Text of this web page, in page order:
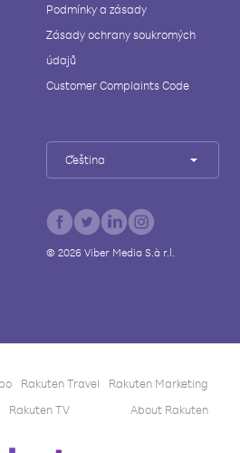
Podmínky a zásady
Zásady ochrany soukromých
údajů
Customer Complaints Code
Čeština
© 2026Viber Media S.à r.l.
Rakuten Travel
Rakuten Marketing
Rakuten TV About Rakuten